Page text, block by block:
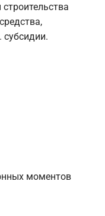
субсидии.
моментов